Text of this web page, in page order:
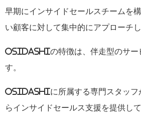
早期にインサイドセールスチームを
い顧客に対して集中的にアプローチし
OSIDASHIの特徴は、伴走型のサ
す。
OSIDASHIに所属する専門スタッ
らインサイドセールス支援を提供して